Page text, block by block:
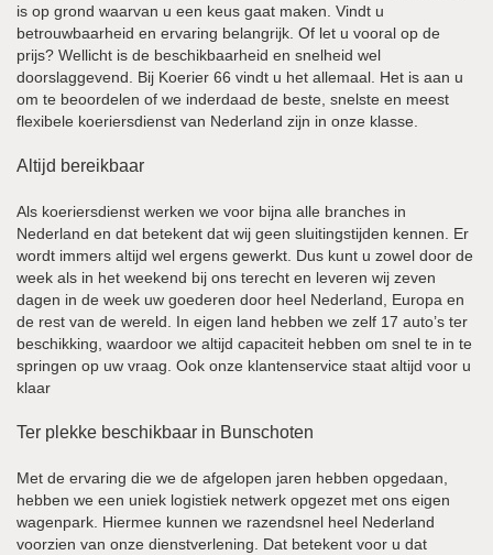
is op grond waarvan u een keus gaat maken. Vindt u
betrouwbaarheid en ervaring belangrijk. Of let u vooral op de
prijs? Wellicht is de beschikbaarheid en snelheid wel
doorslaggevend. Bij Koerier 66 vindt u het allemaal. Het is aan u
om te beoordelen of we inderdaad de beste, snelste en meest
flexibele koeriersdienst van Nederland zijn in onze klasse.
Altijd bereikbaar
Als koeriersdienst werken we voor bijna alle branches in
Nederland en dat betekent dat wij geen sluitingstijden kennen. Er
wordt immers altijd wel ergens gewerkt. Dus kunt u zowel door de
week als in het weekend bij ons terecht en leveren wij zeven
dagen in de week uw goederen door heel Nederland, Europa en
de rest van de wereld. In eigen land hebben we zelf 17 auto’s ter
beschikking, waardoor we altijd capaciteit hebben om snel te in te
springen op uw vraag. Ook onze klantenservice staat altijd voor u
klaar
Ter plekke beschikbaar in Bunschoten
Met de ervaring die we de afgelopen jaren hebben opgedaan,
hebben we een uniek logistiek netwerk opgezet met ons eigen
wagenpark. Hiermee kunnen we razendsnel heel Nederland
voorzien van onze dienstverlening. Dat betekent voor u dat